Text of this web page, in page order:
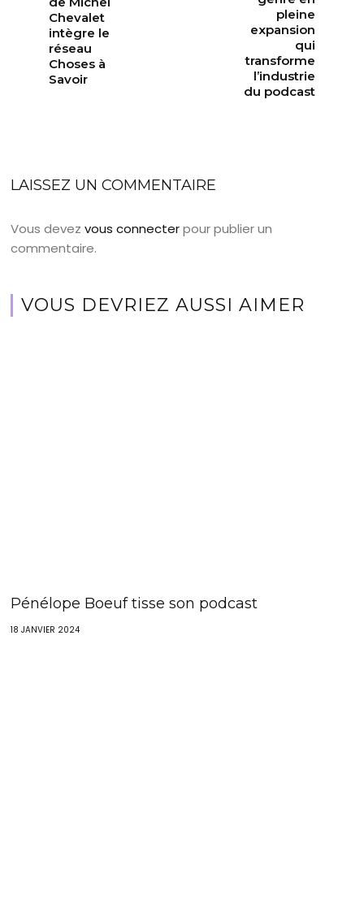
Chevalet
intègre le
réseau
Choses à
Savoir
pleine
expansion
qui
transforme
l’industrie
du podcast
LAISSEZ UN COMMENTAIRE
Vous devezvous connecterpour publier un
commentaire.
VOUS DEVRIEZ AUSSI AIMER
Pénélope Boeuf tisse son podcast
18 JANVIER 2024